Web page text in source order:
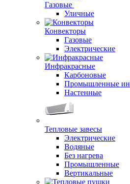
Газовые
Уличные
Конвекторы
Газовые
Электрические
Инфракрасные
Карбоновые
Промышленные
Настенные
Тепловые завесы
Электрические
Водяные
Без нагрева
Промышленные
Вертикальные